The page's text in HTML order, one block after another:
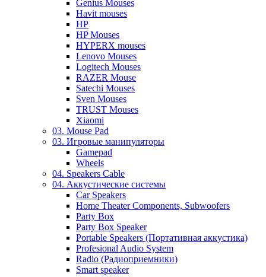
Genius Mouses
Havit mouses
HP
HP Mouses
HYPERX mouses
Lenovo Mouses
Logitech Mouses
RAZER Mouse
Satechi Mouses
Sven Mouses
TRUST Mouses
Xiaomi
03. Mouse Pad
03. Игровые манипуляторы
Gamepad
Wheels
04. Speakers Cable
04. Аккустические системы
Car Speakers
Home Theater Components, Subwoofers
Party Box
Party Box Speaker
Portable Speakers (Портативная аккустика)
Profesional Audio System
Radio (Радиоприемники)
Smart speaker